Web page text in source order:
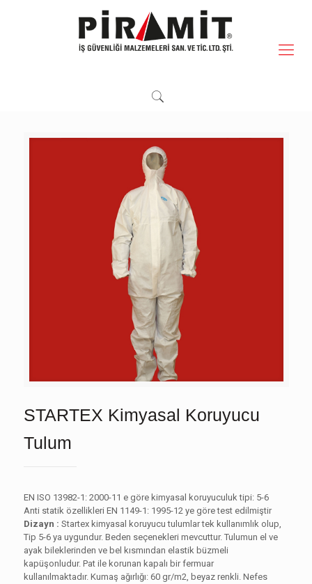
STARTEX Kimyasal Koruyucu
Tulum
EN ISO 13982-1: 2000-11 e göre kimyasal koruyuculuk tipi: 5-6
Anti statik özellikleri EN 1149-1: 1995-12 ye göre test edilmiştir
Dizayn : Startex kimyasal koruyucu tulumlar tek kullanımlık olup,
Tip 5-6 ya uygundur. Beden seçenekleri mevcuttur. Tulumun el ve
ayak bileklerinden ve bel kısmından elastik büzmeli
kapüşonludur. Pat ile korunan kapalı bir fermuar
kullanılmaktadır. Kumaş ağırlığı: 60 gr/m2, beyaz renkli. Nefes